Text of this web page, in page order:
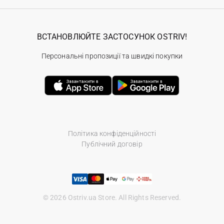
Політика конфіденційності
Публічний договір
© 2026 Ostriv.ua Store. All Rights Reserved.
ВСТАНОВЛЮЙТЕ ЗАСТОСУНОК OSTRIV!
Персональні пропозиції та швидкі покупки